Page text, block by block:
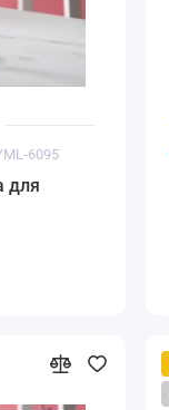
6095
для